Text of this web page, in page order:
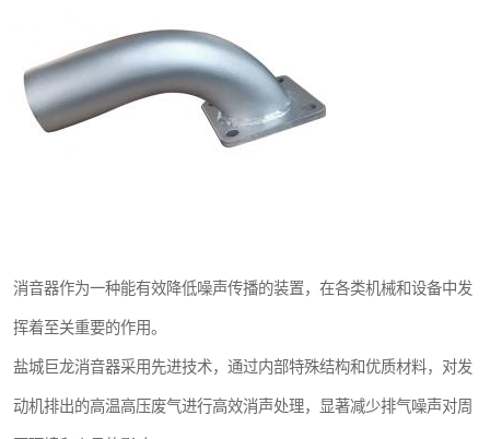
消音器作为一种能有效降低噪声传播的装置，在各类机械和设备中发
挥着至关重要的作用。
盐城巨龙消音器采用先进技术，通过内部特殊结构和优质材料，对发
动机排出的高温高压废气进行高效消声处理，显著减少排气噪声对周